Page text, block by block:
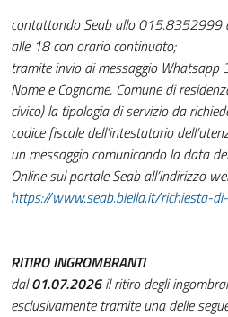
contattando Seab allo 015.8352999
alle 18 con orario continuato;
tramite invio di messaggio
Nome e Cognome, Comune di
civico) la tipologia di servizio da
codice fiscale dell’intestatario
un messaggio comunicando la data
Online sul portale Seab all’indirizzo
https://www.seab.biella.it/richiesta-
RITIRO INGROMBRANTI
dal01.07.2026il ritiro degli
esclusivamente tramite una delle